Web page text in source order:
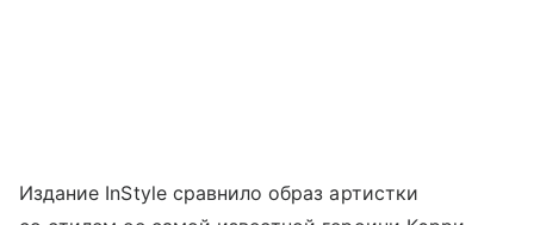
Издание InStyle сравнило образ артистки